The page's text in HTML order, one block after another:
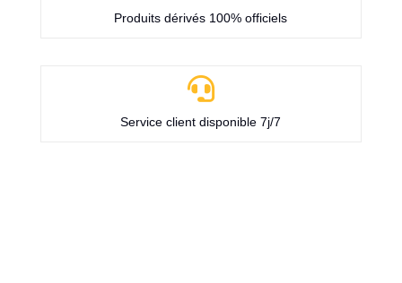
Produits dérivés 100% officiels

Service client disponible 7j/7